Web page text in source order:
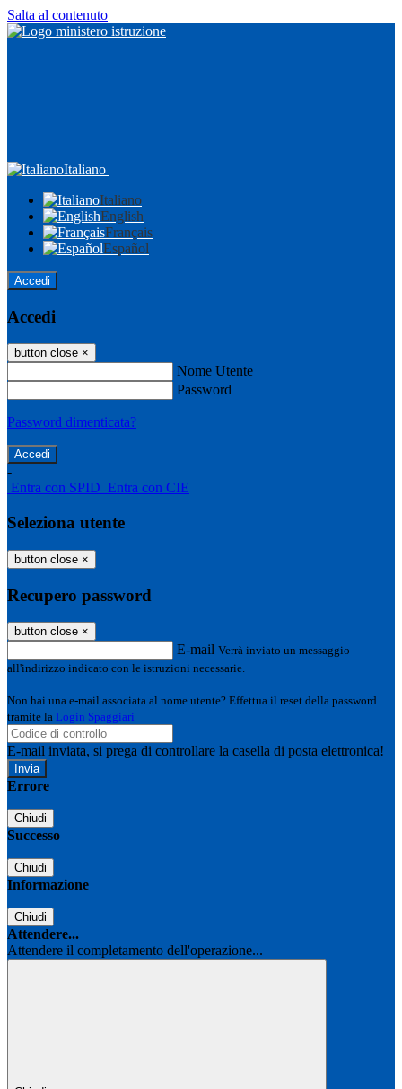
Salta al contenuto
Italiano
Italiano
English
Français
Español
Accedi
Accedi
button close ×
Nome Utente
Password
Password dimenticata?
-
Entra con SPID Entra con CIE
Seleziona utente
button close ×
Recupero password
button close ×
E-mail Verrà inviato un messaggio
all'indirizzo indicato con le istruzioni necessarie.
Non hai una e-mail associata al nome utente? Effettua il reset della password
tramite la Login Spaggiari
E-mail inviata, si prega di controllare la casella di posta elettronica!
Errore
Chiudi
Successo
Chiudi
Informazione
Chiudi
Attendere...
Attendere il completamento dell'operazione...